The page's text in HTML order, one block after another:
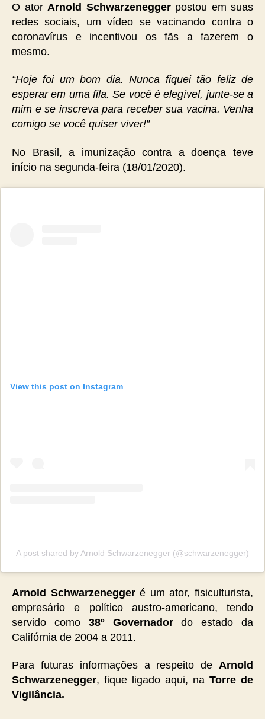
O ator Arnold Schwarzeneggerpostou em suas
redes sociais, um vídeo se vacinando contra o
coronavírus e incentivou os fãs a fazerem o
mesmo.
“Hoje foi um bom dia. Nunca fiquei tão feliz de
esperar em uma fila. Se você é elegível, junte-se a
mim e se inscreva para receber sua vacina. Venha
comigo se você quiser viver!”
No Brasil, a imunização contra a doença teve
início na segunda-feira (18/01/2020).
View this post on Instagram
A post shared by Arnold Schwarzenegger (@schwarzenegger)
Arnold Schwarzeneggeré um ator, fisiculturista,
empresário e político austro-americano, tendo
servido como38º Governadordo estado da
Califórnia de 2004 a 2011.
Para futuras informações a respeito de Arnold
Schwarzenegger, fique ligado aqui, na Torre de
Vigilância.